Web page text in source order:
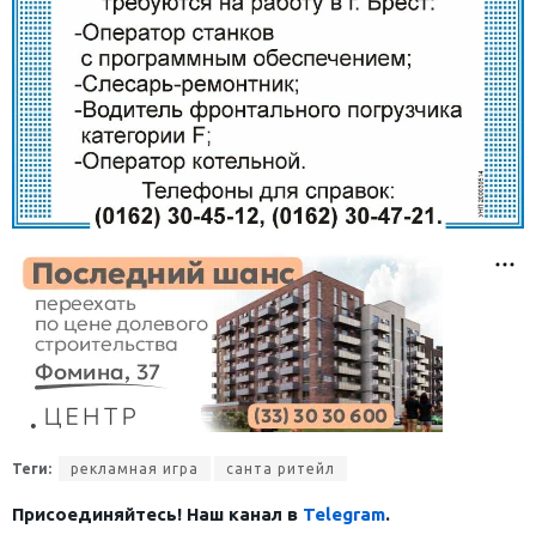
Теги: рекламная игра санта ритейл
Присоединяйтесь! Наш канал в Telegram.